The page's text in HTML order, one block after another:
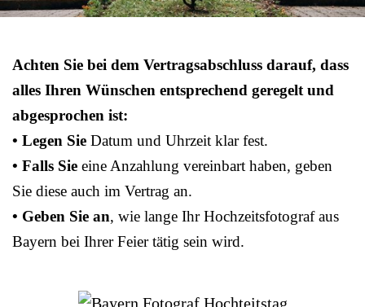
Achten Sie bei dem Vertragsabschluss darauf, dass
alles Ihren Wünschen entsprechend geregelt und
abgesprochen ist:
• Legen Sie Datum und Uhrzeit klar fest.
• Falls Sie eine Anzahlung vereinbart haben, geben
Sie diese auch im Vertrag an.
• Geben Sie an, wie lange Ihr Hochzeitsfotograf aus
Bayern bei Ihrer Feier tätig sein wird.